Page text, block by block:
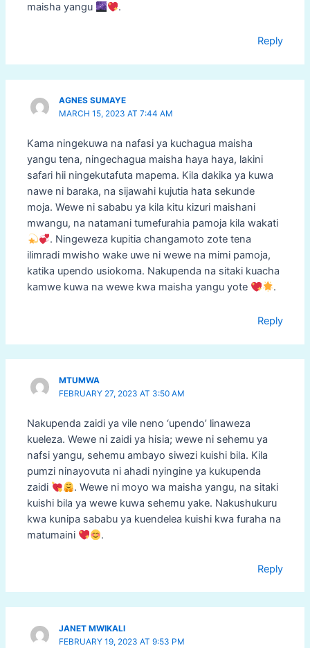
maisha yangu
.
Reply
AGNES SUMAYE
MARCH 15, 2023 AT 7:44 AM
Kama ningekuwa na nafasi ya kuchagua maisha
yangu tena, ningechagua maisha haya haya, lakini
safari hii ningekutafuta mapema. Kila dakika ya kuwa
nawe ni baraka, na sijawahi kujutia hata sekunde
moja. Wewe ni sababu ya kila kitu kizuri maishani
mwangu, na natamani tumefurahia pamoja kila wakati
. Ningeweza kupitia changamoto zote tena
ilimradi mwisho wake uwe ni wewe na mimi pamoja,
katika upendo usiokoma. Nakupenda na sitaki kuacha
kamwe kuwa na wewe kwa maisha yangu yote
.
Reply
MTUMWA
FEBRUARY 27, 2023 AT 3:50 AM
Nakupenda zaidi ya vile neno ‘upendo’ linaweza
kueleza. Wewe ni zaidi ya hisia; wewe ni sehemu ya
nafsi yangu, sehemu ambayo siwezi kuishi bila. Kila
pumzi ninayovuta ni ahadi nyingine ya kukupenda
zaidi
. Wewe ni moyo wa maisha yangu, na sitaki
kuishi bila ya wewe kuwa sehemu yake. Nakushukuru
kwa kunipa sababu ya kuendelea kuishi kwa furaha na
matumaini
.
Reply
JANET MWIKALI
FEBRUARY 19, 2023 AT 9:53 PM